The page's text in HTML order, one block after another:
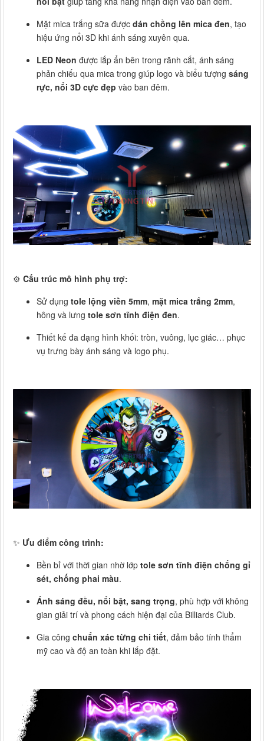
Mặt mica trắng sữa được dán chồng lên mica đen, tạo
hiệu ứng nổi 3D khi ánh sáng xuyên qua.
LED Neon được lắp ẩn bên trong rãnh cắt, ánh sáng
phản chiếu qua mica trong giúp logo và biểu tượng sáng
rực, nổi 3D cực đẹp vào ban đêm.
⚙️ Cấu trúc mô hình phụ trợ:
Sử dụng tole lộng viền 5mm, mặt mica trắng 2mm,
hông và lưng tole sơn tĩnh điện đen.
Thiết kế đa dạng hình khối: tròn, vuông, lục giác… phục
vụ trưng bày ánh sáng và logo phụ.
✨ Ưu điểm công trình:
Bền bỉ với thời gian nhờ lớp tole sơn tĩnh điện chống gỉ
sét, chống phai màu.
Ánh sáng đều, nổi bật, sang trọng, phù hợp với không
gian giải trí và phong cách hiện đại của Billiards Club.
Gia công chuẩn xác từng chi tiết, đảm bảo tính thẩm
mỹ cao và độ an toàn khi lắp đặt.